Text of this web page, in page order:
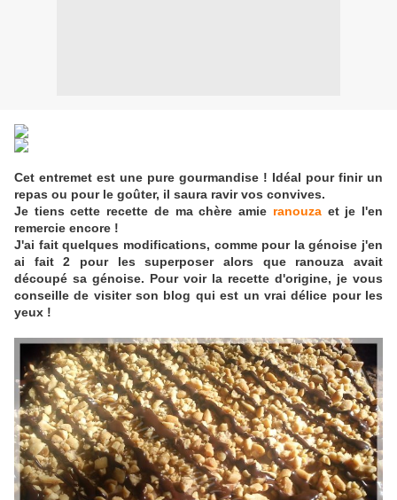
Cet entremet est une pure gourmandise ! Idéal pour finir un
repas ou pour le goûter, il saura ravir vos convives.
Je tiens cette recette de ma chère amie ranouzaet je l'en
remercie encore !
J'ai fait quelques modifications, comme pour la génoise j'en
ai fait 2 pour les superposer alors que ranouza avait
découpé sa génoise. Pour voir la recette d'origine, je vous
conseille de visiter son blog qui est un vrai délice pour les
yeux !